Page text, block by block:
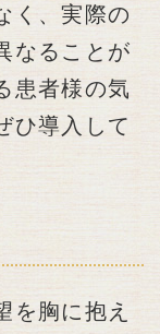
く、実際の
なることが
患者様の気
ひ導入して
を胸に抱え